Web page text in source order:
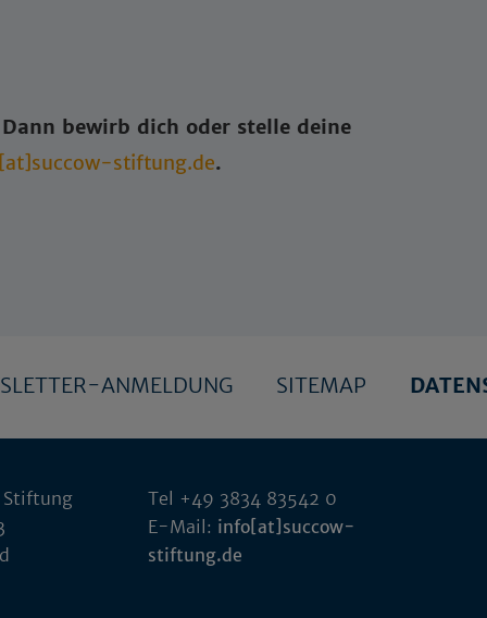
bewirb dich oder stelle deine
stiftung.de.
ANMELDUNG SITEMAP
Stiftung
Tel +49 3834 83542 0
E-Mail: info[at]succow-
stiftung.de